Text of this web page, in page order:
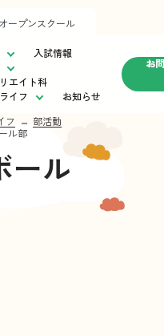
オープンスクール
入試情報
エイト科
イフ
お知らせ
お
スクールライフ
部活動
施設紹介
フ
部活動
ル部
ール